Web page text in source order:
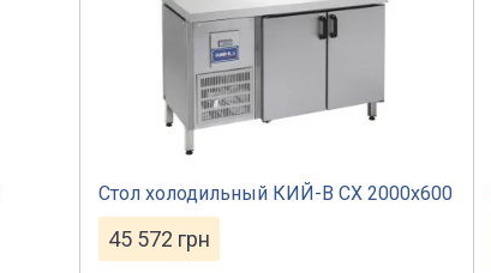
Стол холодильный КИЙ-В СХ 2000х600
45 572 грн